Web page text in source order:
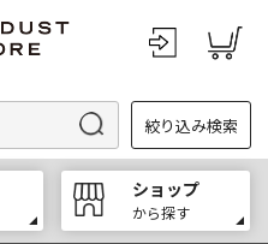
絞り込み検索
ショップ
から探す